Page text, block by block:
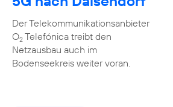
Der Telekommunikationsanbieter
O2Telefónica treibt den
Netzausbau auch im
Bodenseekreis weiter voran.